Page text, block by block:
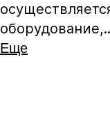
Пластиковые
ламинат и
колёсики не
Еще